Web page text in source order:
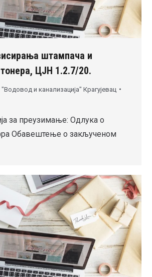
штампача и
ЦЈН 1.2.7/20.
и канализација" Крагујевац
за преузимање: Одлука о
Обавештење о закљученом